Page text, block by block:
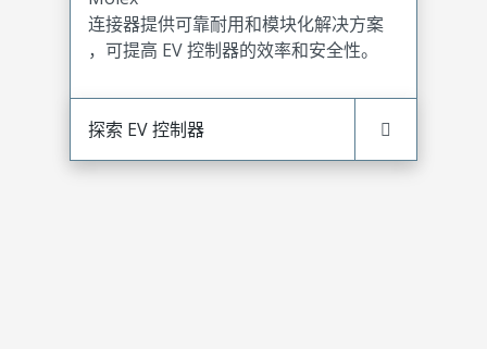
连接器提供可靠耐用和模块化解决方案
，可提高 EV 控制器的效率和安全性。
探索 EV 控制器